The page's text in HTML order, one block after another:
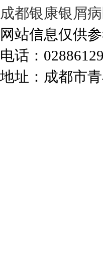
成都银康银屑
网站信息仅供
电话：
地址：成都市